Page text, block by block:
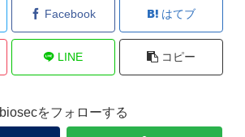
Facebook はてブ
LINE コピー
biosecをフォローする